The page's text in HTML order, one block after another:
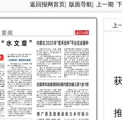
返回报网首页| 版面导航| 上一期
上